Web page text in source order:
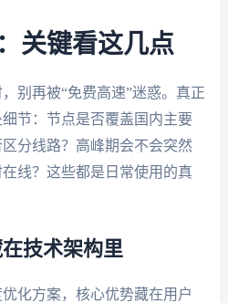
关键看这几点
别再被“免费高速”迷惑。真正
节：节点是否覆盖国内主要
分线路？高峰期会不会突然
线？这些都是日常使用的真
技术架构里
化方案，核心优势藏在用户